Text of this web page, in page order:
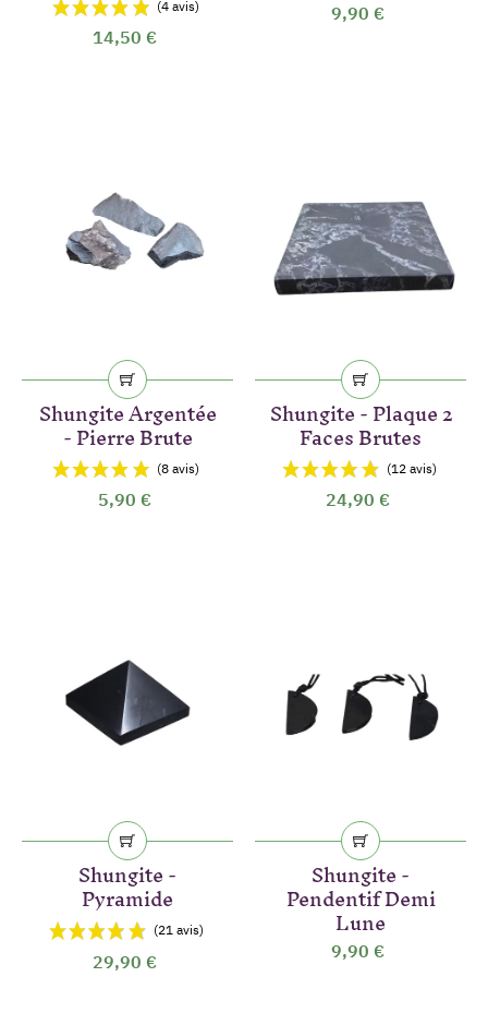
(3 avis)
14,50 €
9,90 €
Shungite Argentée
- Pierre Brute
5,90 €
Shungite - Plaque 2
Faces Brutes
24,90 €
Shungite -
Pyramide
29,90 €
Shungite -
Pendentif Demi
Lune
9,90 €